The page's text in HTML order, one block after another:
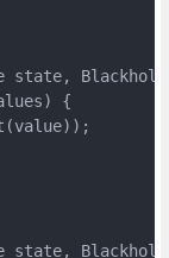
state,
{
state,